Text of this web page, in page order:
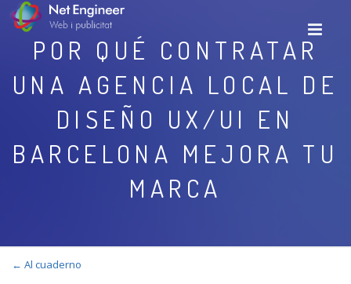
POR QUÉ CONTRATAR
UNA AGENCIA LOCAL DE
DISEÑO UX/UI EN
BARCELONA MEJORA TU
MARCA
← Al cuaderno